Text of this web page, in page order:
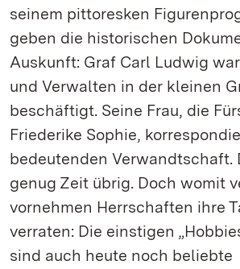
seinem pittoresken
geben die historischen
Auskunft: Graf Carl Ludwig
und Verwalten in der kleinen
beschäftigt. Seine Frau, die
Friederike Sophie,
bedeutenden Verwandtschaft.
genug Zeit übrig. Doch womit
vornehmen Herrschaften ihre
verraten: Die einstigen
sind auch heute noch beliebte